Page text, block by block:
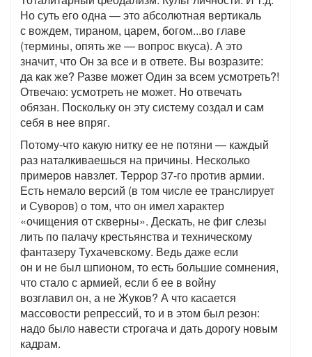
Но суть его одна — это абсолютная вертикаль
с вождем, тираном, царем, богом...во главе
(термины, опять же — вопрос вкуса). А это
значит, что Он за все и в ответе. Вы возразите:
да как же? Разве может Один за всем усмотреть?!
Отвечаю: усмотреть не может. Но отвечать
обязан. Поскольку он эту систему создал и сам
себя в нее впряг.
Потому-что какую нитку ее не потяни — каждый
раз наталкиваешься на причины. Несколько
примеров навзлет. Террор 37-го против армии.
Есть немало версий (в том числе ее транслирует
и Суворов) о том, что он имел характер
«очищения от скверны». Дескать, не фиг слезы
лить по палачу крестьянства и техническому
фантазеру Тухачевскому. Ведь даже если
он и не был шпионом, то есть большие сомнения,
что стало с армией, если б ее в войну
возглавил он, а не Жуков? А что касается
массовости репрессий, то и в этом был резон:
надо было навести строгача и дать дорогу новым
кадрам.